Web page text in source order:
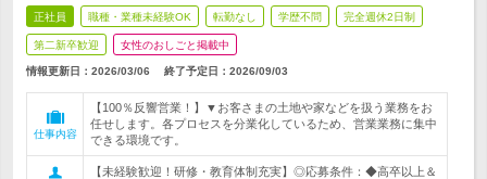
正社員 職種・業種未経験OK 転勤なし 学歴不問 完全週休2日制
第二新卒歓迎 女性のおしごと掲載中
情報更新日：2026/03/06 終了予定日： 2026/09/03
仕事内容
【100％反響営業！】▼お客さまの土地や家などを扱う業務をお
任せします。各プロセスを分業化しているため、営業業務に集中
できる環境です。
【未経験歓迎！研修・教育体制充実】◎応募条件：◆高卒以上＆